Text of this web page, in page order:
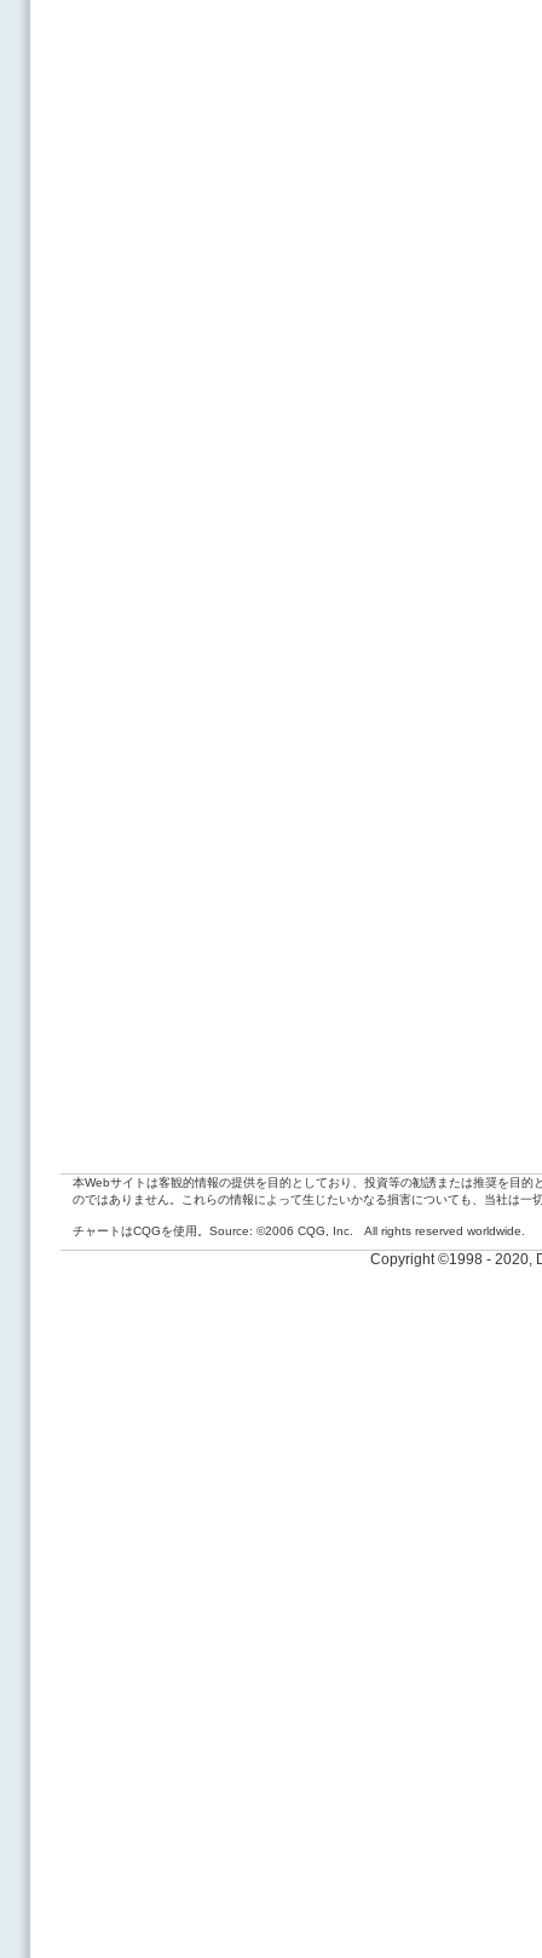
本Webサイトは客観的情報の提供を目的としており、投資等の勧誘または推奨を目
のではありません。これらの情報によって生じたいかなる損害についても、当社は一
チャートはCQGを使用。Source: ©2006 CQG, Inc. All rights reserved worldwide.
Copyright ©1998 - 2020,